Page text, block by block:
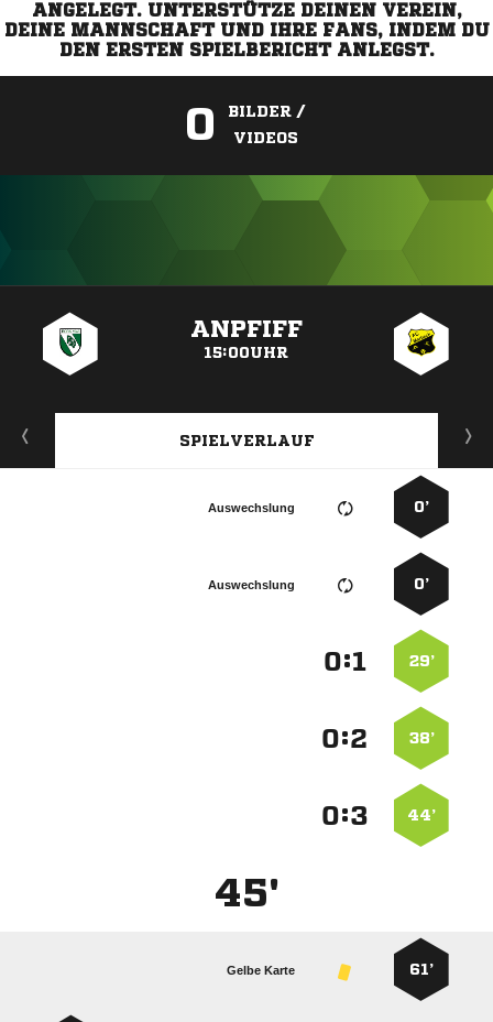
ANGELEGT. UNTERSTÜTZE DEINEN VEREIN,
DEINE MANNSCHAFT UND IHRE FANS, INDEM DU
DEN ERSTEN SPIELBERICHT ANLEGST.
0
BILDER /
VIDEOS
ANPFIFF
15:00UHR
SPIELVERLAUF
0’
Auswechslung
0’
Auswechslung
29’
:
38’
:
44’
:
45'
61’
Gelbe Karte